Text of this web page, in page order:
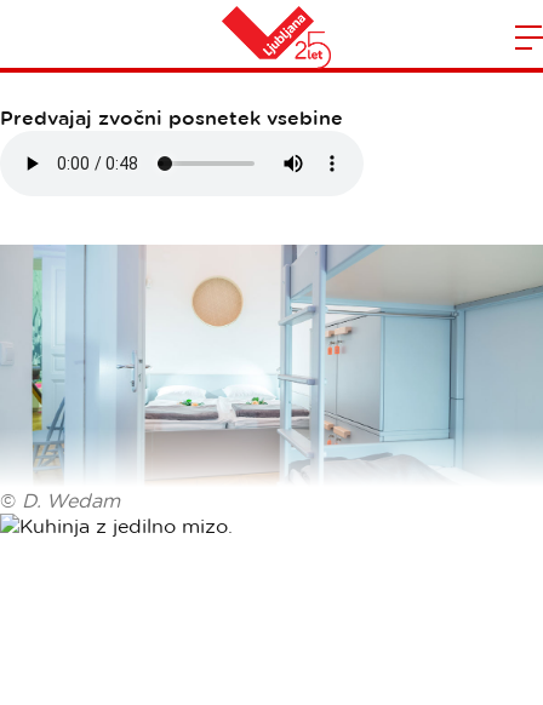
Domov
HIŠA MUNDA
Predvajaj zvočni posnetek vsebine
© D. Wedam